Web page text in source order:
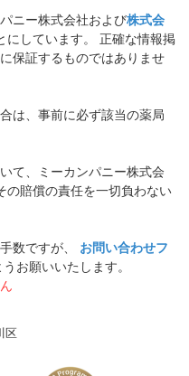
ニー株式会社および株式会
にしています。 正確な情報掲
保証するものではありませ
は、事前に必ず該当の薬局
て、ミーカンパニー株式会
の賠償の責任を一切負わない
数ですが、 お問い合わせフ
お願いいたします。
区